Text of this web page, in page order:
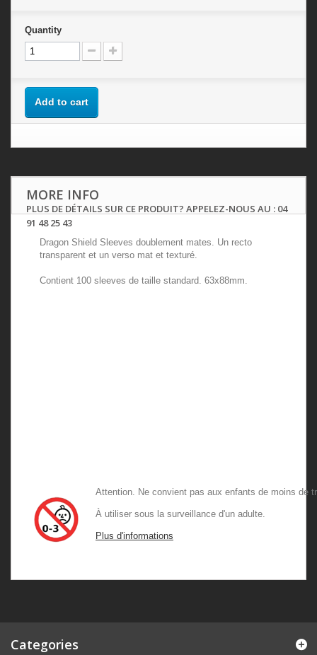
Quantity
Add to cart
MORE INFO
PLUS DE DÉTAILS SUR CE PRODUIT? APPELEZ-NOUS AU : 04
91 48 25 43
Dragon Shield Sleeves doublement mates. Un recto
transparent et un verso mat et texturé.
Contient 100 sleeves de taille standard. 63x88mm.
Attention. Ne convient pas aux enfants de
À utiliser sous la surveillance d'un
Plus d'informations
Categories